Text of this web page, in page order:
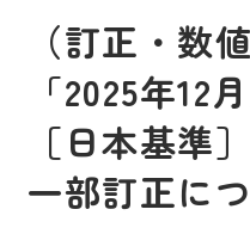
（訂正・数
「2025年12
［日本基準
一部訂正に